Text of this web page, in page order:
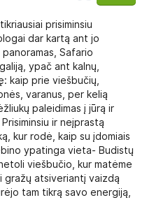
prisiminsiu
dar kartą ant jo
Safario
ypač ant kalnų,
kaip prie viešbučių,
varanus, per kelią
paleidimas į jūrą ir
ir neįprastą
kur rodė, kaip su įdomiais
ypatinga vieta- Budistų
viešbučio, kur matėme
gražų atsiveriantį vaizdą
tam tikrą savo energiją,